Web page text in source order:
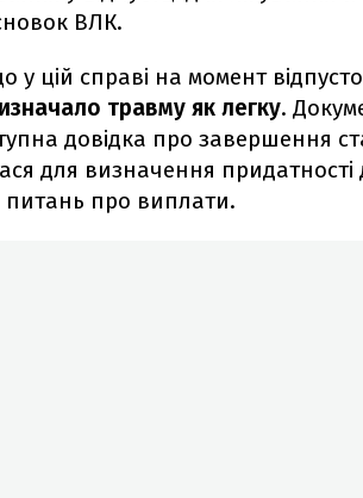
ВЛК.
у цій справі на момент
травму як легку.
довідка про завершення
для визначення
питань про виплати.